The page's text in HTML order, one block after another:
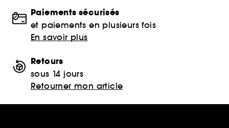
Paiements sécurisés
et paiements en plusieurs fois
En savoir plus
Retours
sous 14 jours
Retourner mon article